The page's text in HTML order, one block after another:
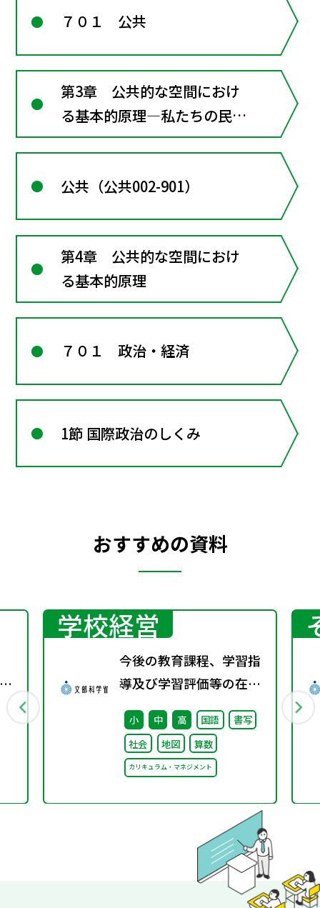
７０１ 公共
第3章 公共的な空間におけ
る基本的原理―私たちの民主
的な社会
公共（公共002-901）
第4章 公共的な空間におけ
る基本的原理
７０１ 政治・経済
1節 国際政治のしくみ
おすすめの資料
学校経営
今後の教育課程、学習指
導及び学習評価等の在り
方に関する有識者検討会
の論点整理を掲載しまし
た
小 中 高 国語
書写
社会
地図 算数
カリキュラム・マネジメント